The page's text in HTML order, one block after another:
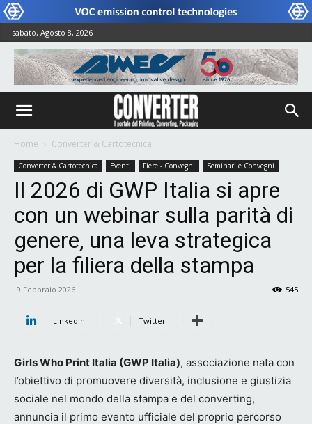
sabato, Agosto 8, 2026
Home Converter & Cartotecnica
Converter & Cartotecnica Eventi Fiere - Convegni Seminari e Convegni
Il 2026 di GWP Italia si apre
con un webinar sulla parità di
genere, una leva strategica
per la filiera della stampa
9 Febbraio 2026 545
Linkedin Twitter
Girls Who Print Italia (GWP Italia), associazione nata con
l’obiettivo di promuovere diversità, inclusione e giustizia
sociale nel mondo della stampa e del converting,
annuncia il primo evento ufficiale del proprio percorso